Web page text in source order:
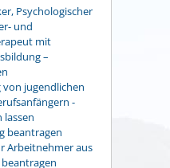
Psychologischer
und
mit
–
jugendlichen
-
lassen
beantragen
Arbeitnehmer aus